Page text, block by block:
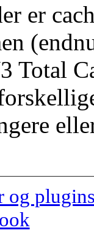
er
Total
og